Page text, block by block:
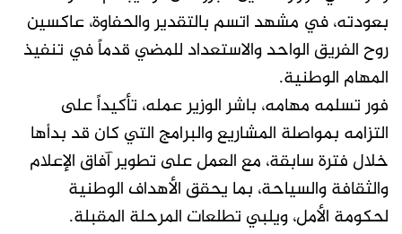
بعودته، في مشهد اتسم بالتقدير والحفاوة، عاكسين
روح الفريق الواحد والاستعداد للمضي قدماً في تنفيذ
المهام الوطنية.
فور تسلمه مهامه، باشر الوزير عمله، تأكيداً على
التزامه بمواصلة المشاريع والبرامج التي كان قد بدأها
خلال فترة سابقة، مع العمل على تطوير آفاق الإعلام
والثقافة والسياحة، بما يحقق الأهداف الوطنية
لحكومة الأمل، ويلبي تطلعات المرحلة المقبلة.